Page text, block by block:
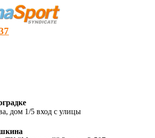
дом 1/5 вход с улицы